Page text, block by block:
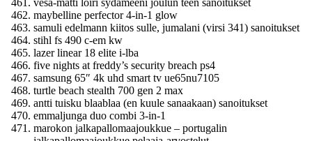
vesa-matti loiri sydämeeni joulun teen sanoitukset
maybelline perfector 4-in-1 glow
samuli edelmann kiitos sulle, jumalani (virsi 341) sanoitukset
stihl fs 490 c-em kw
lazer linear 18 elite i-lba
five nights at freddy’s security breach ps4
samsung 65″ 4k uhd smart tv ue65nu7105
turtle beach stealth 700 gen 2 max
antti tuisku blaablaa (en kuule sanaakaan) sanoitukset
emmaljunga duo combi 3-in-1
marokon jalkapallomaajoukkue – portugalin